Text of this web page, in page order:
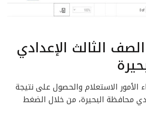
الثالث الإعدادي
الأمور الاستعلام والحصول على نتيجة
محافظة البحيرة، من خلال الضغط